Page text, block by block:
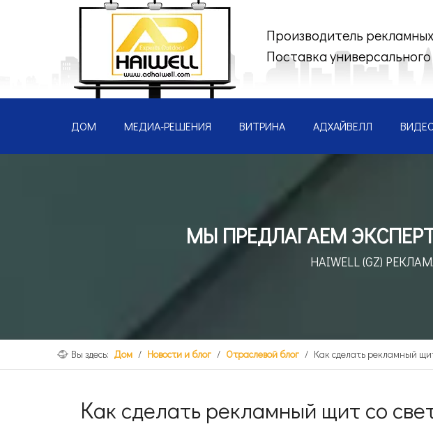
Производитель
Поставка
ДОМ МЕДИА-РЕШЕНИЯ ВИТРИНА АДХАЙВЕЛЛ
МЫ ПРЕДЛАГАЕМ
HAIWELL (GZ)
Вы здесь: Дом / Новости и блог / Отраслевой блог / Как сделать рекламный
Как сделать рекламный щит со